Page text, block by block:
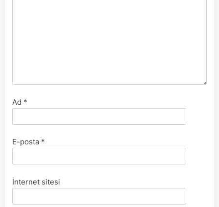
Ad *
E-posta *
İnternet sitesi